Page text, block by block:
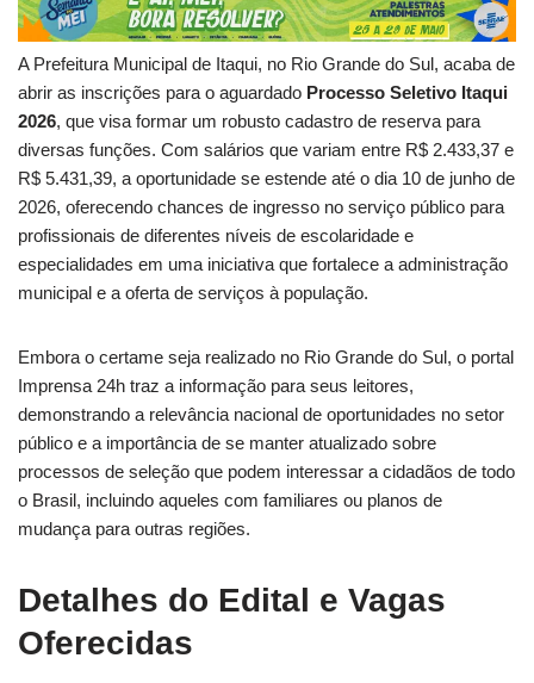
A Prefeitura Municipal de Itaqui, no Rio Grande do Sul, acaba de
abrir as inscrições para o aguardado Processo Seletivo Itaqui
2026, que visa formar um robusto cadastro de reserva para
diversas funções. Com salários que variam entre R$ 2.433,37 e
R$ 5.431,39, a oportunidade se estende até o dia 10 de junho de
2026, oferecendo chances de ingresso no serviço público para
profissionais de diferentes níveis de escolaridade e
especialidades em uma iniciativa que fortalece a administração
municipal e a oferta de serviços à população.
Embora o certame seja realizado no Rio Grande do Sul, o portal
Imprensa 24h traz a informação para seus leitores,
demonstrando a relevância nacional de oportunidades no setor
público e a importância de se manter atualizado sobre
processos de seleção que podem interessar a cidadãos de todo
o Brasil, incluindo aqueles com familiares ou planos de
mudança para outras regiões.
Detalhes do Edital e Vagas
Oferecidas